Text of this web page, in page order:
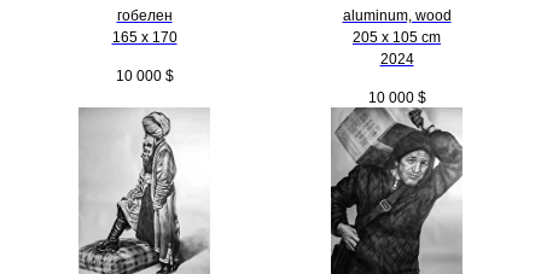
гобелен
165 x 170
10 000 $
aluminum, wood
205 х 105 cm
2024
10 000 $